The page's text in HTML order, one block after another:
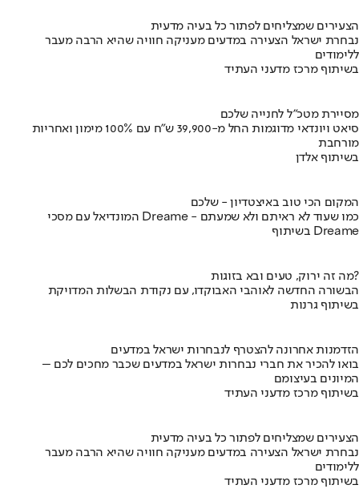
הצעירים שמצליחים לפתור כל בעיה מדעית
נבחרת ישראל הצעירה במדעים מעניקה חוויה שהיא הרבה מעבר
ללימודים
בשיתוף מרכז מדעני העתיד
מסיירת מטכ"ל לחנייה שלכם
סיאט ויונדאי מדוגמות החל מ-39,900 ש״ח עם 100% מימון ואחריות
מורחבת
בשיתוף אלדן
המקום הכי טוב באיצטדיון - שלכם
המונדיאל עם מסכי Dreame - כמו שעוד לא ראיתם ולא שמעתם
בשיתוף Dreame
מה זה ירוק, טעים ובא בזוגות?
הבשורה החדשה לאוהבי האבוקדו, עם נקודת הבשלות המדויקת
בשיתוף גרנות
הזדמנות אחרונה להצטרף לנבחרות ישראל במדעים
בואו להכיר את חברי נבחרות ישראל במדעים שכבר מחכים לכם –
המיונים בעיצומם
בשיתוף מרכז מדעני העתיד
הצעירים שמצליחים לפתור כל בעיה מדעית
נבחרת ישראל הצעירה במדעים מעניקה חוויה שהיא הרבה מעבר
ללימודים
בשיתוף מרכז מדעני העתיד